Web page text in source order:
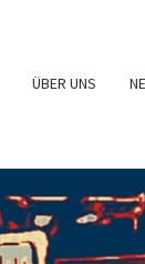
ÜBER UNS